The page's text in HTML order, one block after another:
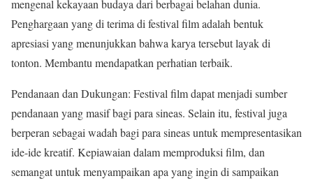
mengenal kekayaan budaya dari berbagai belahan dunia.
Penghargaan yang di terima di festival film adalah bentuk
apresiasi yang menunjukkan bahwa karya tersebut layak di
tonton. Membantu mendapatkan perhatian terbaik.
Pendanaan dan Dukungan: Festival film dapat menjadi sumber
pendanaan yang masif bagi para sineas. Selain itu, festival juga
berperan sebagai wadah bagi para sineas untuk mempresentasikan
ide-ide kreatif. Kepiawaian dalam memproduksi film, dan
semangat untuk menyampaikan apa yang ingin di sampaikan